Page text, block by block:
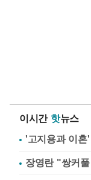
이시간 핫뉴스
'고지용과 이혼
장영란 "쌍커